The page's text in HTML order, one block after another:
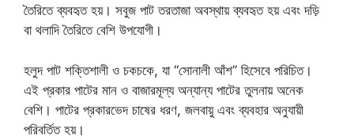
তৈরিতে ব্যবহৃত হয়। সবুজ পাট তরতাজা অবস্থায় ব্যবহৃত হয় এবং দড়ি
বা থলাদি তৈরিতে বেশি উপযোগী।
হলুদ পাট শক্তিশালী ও চকচকে, যা “সোনালী আঁশ” হিসেবে পরিচিত।
এই প্রকার পাটের মান ও বাজারমূল্য অন্যান্য পাটের তুলনায় অনেক
বেশি। পাটের প্রকারভেদ চাষের ধরণ, জলবায়ু এবং ব্যবহার অনুযায়ী
পরিবর্তিত হয়।